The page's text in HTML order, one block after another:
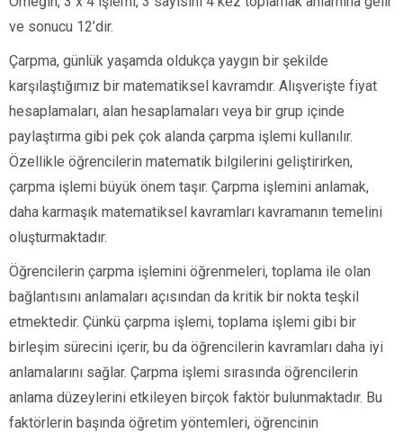
ve sonucu 12’dir.
Çarpma, günlük yaşamda oldukça yaygın bir şekilde
karşılaştığımız bir matematiksel kavramdır. Alışverişte fiyat
hesaplamaları, alan hesaplamaları veya bir grup içinde
paylaştırma gibi pek çok alanda çarpma işlemi kullanılır.
Özellikle öğrencilerin matematik bilgilerini geliştirirken,
çarpma işlemi büyük önem taşır. Çarpma işlemini anlamak,
daha karmaşık matematiksel kavramları kavramanın temelini
oluşturmaktadır.
Öğrencilerin çarpma işlemini öğrenmeleri, toplama ile olan
bağlantısını anlamaları açısından da kritik bir nokta teşkil
etmektedir. Çünkü çarpma işlemi, toplama işlemi gibi bir
birleşim sürecini içerir, bu da öğrencilerin kavramları daha iyi
anlamalarını sağlar. Çarpma işlemi sırasında öğrencilerin
anlama düzeylerini etkileyen birçok faktör bulunmaktadır. Bu
faktörlerin başında öğretim yöntemleri, öğrencinin